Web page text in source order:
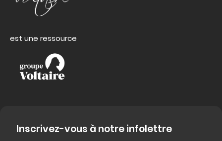
est une ressource
Inscrivez-vous à notre infolettre